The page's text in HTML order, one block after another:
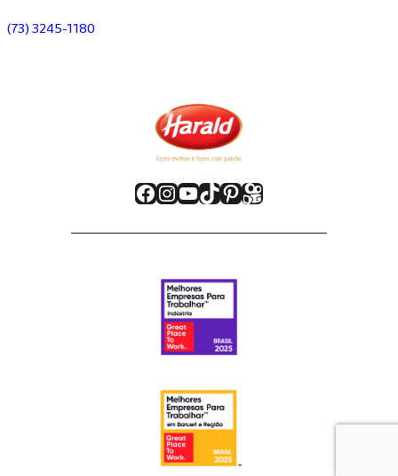
(73) 3245-1180
Facebook
Instagram
Youtube
TikTok
Pinterest
Kwai